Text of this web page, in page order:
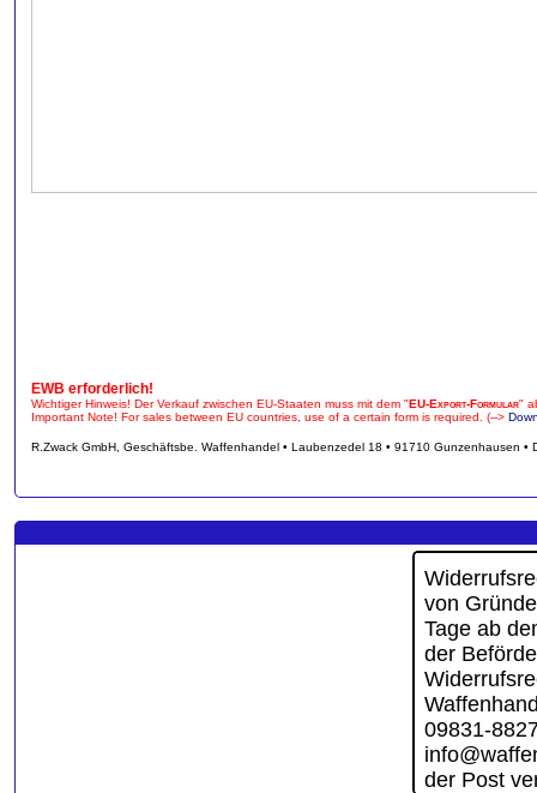
EWB erforderlich!
Wichtiger Hinweis! Der Verkauf zwischen EU-Staaten muss mit dem "EU-Export-Formular"
Important Note! For sales between EU countries, use of a certain form is required. (-->
R.Zwack GmbH, Geschäftsbe. Waffenhandel • Laubenzedel 18 • 91710 Gunzenhausen •